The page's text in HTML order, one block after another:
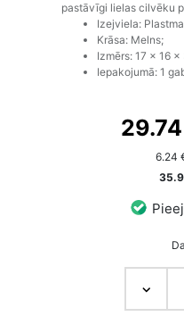
pastāvīgi lielas cilvēku
Izejviela:
Krāsa: Melns;
Izmērs: 17 x 16
Iepakojumā: 1
6.24